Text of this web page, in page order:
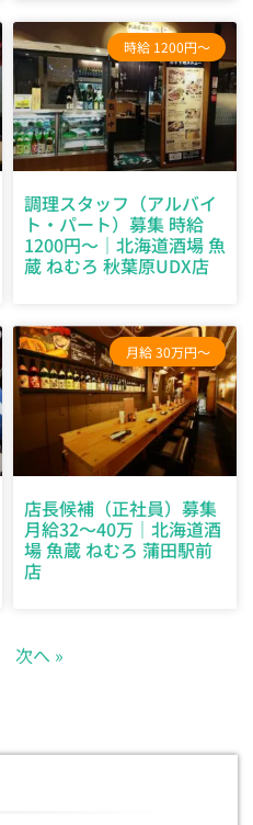
時給 1200円～
調理スタッフ（アルバイ
ト・パート）募集 時給
1200円～｜北海道酒場 魚
蔵 ねむろ 秋葉原UDX店
月給 30万円～
店長候補（正社員）募集
月給32～40万｜北海道酒
場 魚蔵 ねむろ 蒲田駅前
店
次へ »